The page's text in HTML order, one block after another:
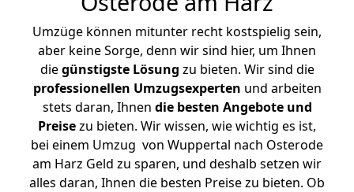
Umzüge können mitunter recht kostspielig sein,
aber keine Sorge, denn wir sind hier, um Ihnen
diegünstigste Lösung zu bieten. Wir sind die
professionellen Umzugsexperten und arbeiten
stets daran, Ihnen die besten Angebote und
Preisezu bieten. Wir wissen, wie wichtig es ist,
bei einem Umzug von Wuppertal nach Osterode
am Harz Geld zu sparen, und deshalb setzen wir
alles daran, Ihnen die besten Preise zu bieten. Ob